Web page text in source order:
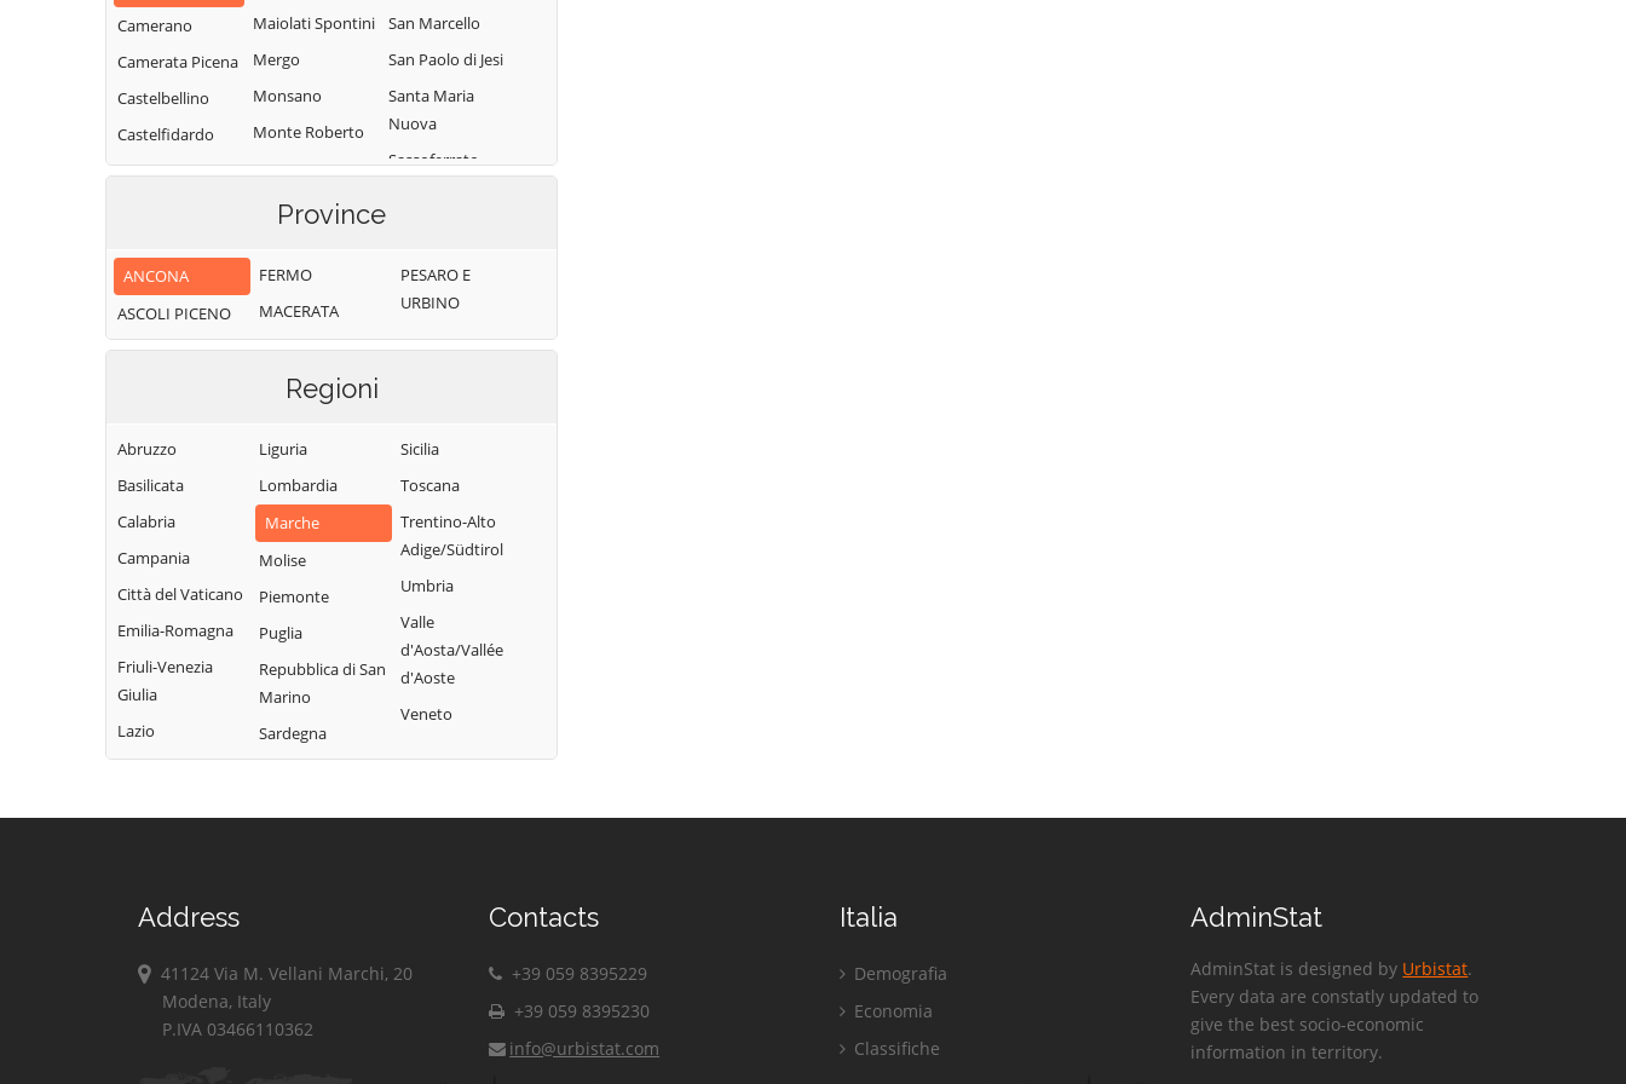
Camerano
Camerata Picena
Castelbellino
Castelfidardo
Castelleone di
Cerreto d'Esi
Chiaravalle
Corinaldo
Maiolati Spontini
Mergo
Monsano
Monte Roberto
Monte San Vito
Montecarotto
Morro d'Alba
Numana
Offagna
Osimo
San Marcello
San Paolo di Jesi
Santa Maria
Nuova
Sassoferrato
Serra San Quirico
Sirolo
Staffolo
Province
ANCONA
ASCOLI PICENO
FERMO
MACERATA
PESARO E
URBINO
Regioni
Abruzzo
Basilicata
Calabria
Campania
Città del Vaticano
Emilia-Romagna
Friuli-Venezia
Giulia
Lazio
Liguria
Lombardia
Marche
Molise
Piemonte
Puglia
Repubblica di San
Marino
Sardegna
Sicilia
Toscana
Trentino-Alto
Adige/Südtirol
Umbria
Valle
d'Aosta/Vallée
d'Aoste
Veneto
Address
41124 Via M. Vellani Marchi, 20
Modena, Italy
P.IVA 03466110362
Contacts
+39 059 8395229
+39 059 8395230
info@urbistat.com
Italia
Demografia
Economia
Classifiche
AdminStat
AdminStat is designed by Urbistat.
Every data are constatly updated to
give the best socio-economic
information in territory.